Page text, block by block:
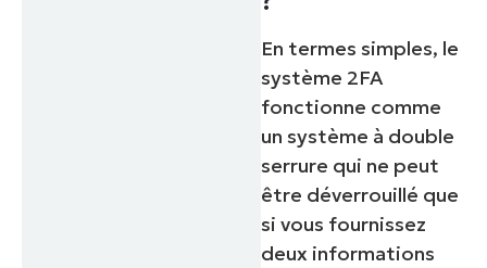
En termes simples, le
système 2FA
fonctionne comme
un système à double
serrure qui ne peut
être déverrouillé que
si vous fournissez
deux informations